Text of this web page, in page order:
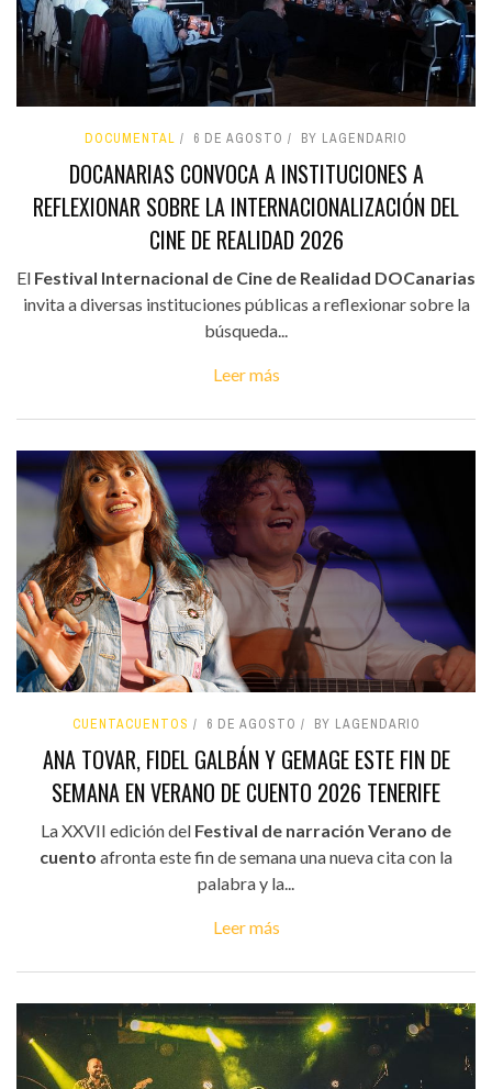
DOCUMENTAL 6 DE AGOSTO BY LAGENDARIO
DOCANARIAS CONVOCA A INSTITUCIONES A
REFLEXIONAR SOBRE LA INTERNACIONALIZACIÓN DEL
CINE DE REALIDAD 2026
El Festival Internacional de Cine de Realidad DOCanarias
invita a diversas instituciones públicas a reflexionar sobre la
búsqueda...
Leer más
CUENTACUENTOS 6 DE AGOSTO BY LAGENDARIO
ANA TOVAR, FIDEL GALBÁN Y GEMAGE ESTE FIN DE
SEMANA EN VERANO DE CUENTO 2026 TENERIFE
La XXVII edición del Festival de narración Verano de
cuento afronta este fin de semana una nueva cita con la
palabra y la...
Leer más